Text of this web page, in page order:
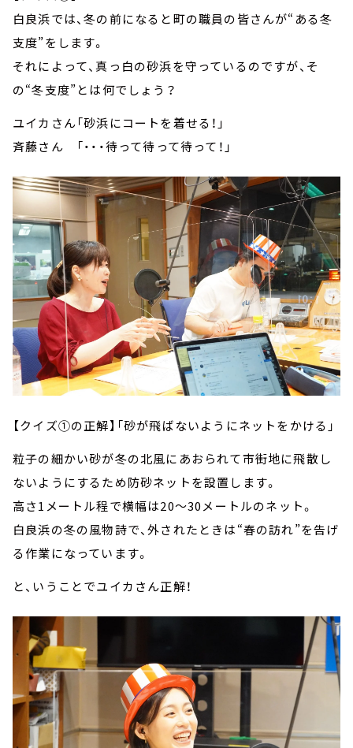
白良浜では、冬の前になると町の職員の皆さんが“ある冬
支度”をします。
それによって、真っ白の砂浜を守っているのですが、そ
の“冬支度”とは何でしょう？
ユイカさん「砂浜にコートを着せる！」
斉藤さん 「・・・待って待って待って！」
【クイズ①の正解】「砂が飛ばないようにネットをかける」
粒子の細かい砂が冬の北風にあおられて市街地に飛散し
ないようにするため防砂ネットを設置します。
高さ1メートル程で横幅は20～30メートルのネット。
白良浜の冬の風物詩で、外されたときは“春の訪れ”を告げ
る作業になっています。
と、いうことでユイカさん正解！